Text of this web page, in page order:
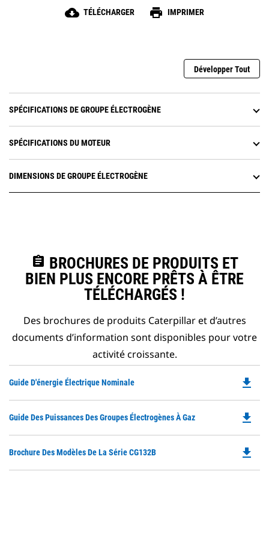
cloud_download TÉLÉCHARGER print IMPRIMER
Développer Tout
SPÉCIFICATIONS DE GROUPE ÉLECTROGÈNE
SPÉCIFICATIONS DU MOTEUR
DIMENSIONS DE GROUPE ÉLECTROGÈNE
assignment BROCHURES DE PRODUITS ET
BIEN PLUS ENCORE PRÊTS À ÊTRE
TÉLÉCHARGÉS !
Des brochures de produits Caterpillar et d’autres
documents d’information sont disponibles pour votre
activité croissante.
Guide D'énergie Électrique Nominale
a
file_download
Guide Des Puissances Des Groupes Électrogènes À Gaz
a
file_download
Brochure Des Modèles De La Série CG132B file_download